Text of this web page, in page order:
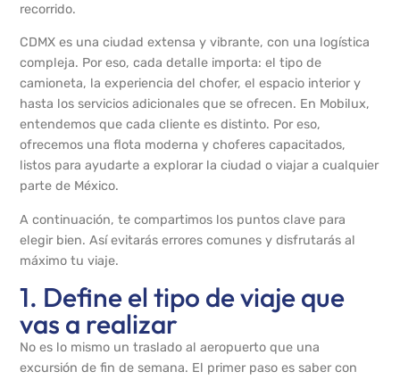
recorrido.
CDMX es una ciudad extensa y vibrante, con una logística
compleja. Por eso, cada detalle importa: el tipo de
camioneta, la experiencia del chofer, el espacio interior y
hasta los servicios adicionales que se ofrecen. En Mobilux,
entendemos que cada cliente es distinto. Por eso,
ofrecemos una flota moderna y choferes capacitados,
listos para ayudarte a explorar la ciudad o viajar a cualquier
parte de México.
A continuación, te compartimos los puntos clave para
elegir bien. Así evitarás errores comunes y disfrutarás al
máximo tu viaje.
1. Define el tipo de viaje que
vas a realizar
No es lo mismo un traslado al aeropuerto que una
excursión de fin de semana. El primer paso es saber con